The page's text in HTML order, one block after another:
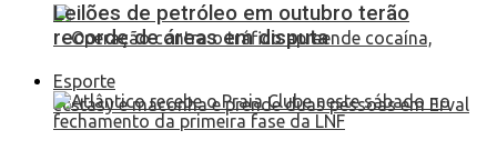
Leilões de petróleo em outubro terão
recorde de áreas em disputa
Esporte